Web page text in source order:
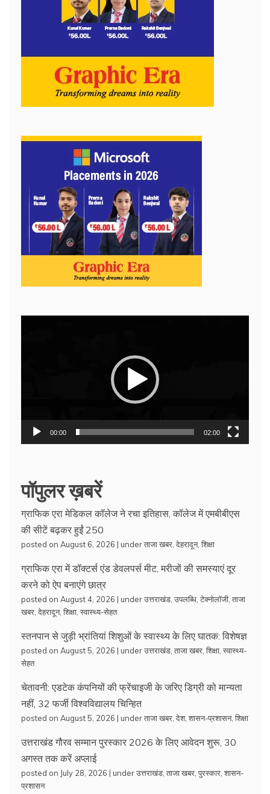
00:00 02:00
पॉपुलर ख़बरें
ग्राफिक एरा मेडिकल कॉलेज ने रचा इतिहास, कॉलेज में एमबीबीएस
की सीटें बढ़कर हुईं 250
posted on August 6, 2026 | underताजा खबर देहरादून, शिक्षा
ग्राफिक एरा में डॉक्टर्स एंड डेवलपर्स मीट, मरीजों की समस्याएं दूर
करने को ऐप बनाएंगे छात्र
posted on August 4, 2026 | underउत्तराखंड उपलब्धि टेक्नोलॉजी ताजा
खबर देहरादून, शिक्षा स्वास्थ्य-सेहत
स्तनपान से जुड़ी भ्रांतियां शिशुओं के स्वास्थ्य के लिए घातक: विशेषज्ञ
posted on August 5, 2026 | underउत्तराखंड ताजा खबर शिक्षा स्वास्थ्य-
सेहत
चेतावनी: एडटेक कंपनियों की फ्रेंचाइजी के जरिए डिग्री को मान्यता
नहीं, 32 फर्जी विश्वविद्यालय चिन्हित
posted on August 5, 2026 | underताजा खबर देश, शासन-प्रशासन, शिक्षा
उत्तराखंड गौरव सम्मान पुरस्कार 2026 के लिए आवेदन शुरू, 30
अगस्त तक करें अप्लाई
posted on July 28, 2026 | underउत्तराखंड ताजा खबर पुरस्कार शासन-
प्रशासन